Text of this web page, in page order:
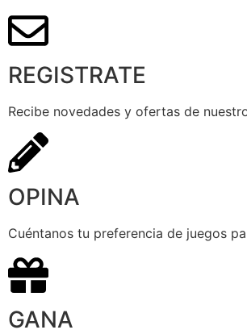
REGISTRATE
Recibe novedades y ofertas de
OPINA
Cuéntanos tu preferencia de juegos
GANA